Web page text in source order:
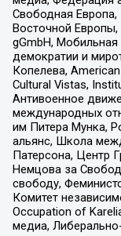
Свободная
Восточной
gGmbH,
демократии и
Копелева,
Cultural Vistas,
Антивоенное
международных
им Питера Мунка,
альянс, Школа
Патерсона, Центр
Немцова за
свободу,
Комитет
Occupation of
медиа,